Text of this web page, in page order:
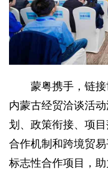
蒙粤携手，链
内蒙古经贸洽谈活
划、政策衔接、项
合作机制和跨境贸
标志性合作项目，助